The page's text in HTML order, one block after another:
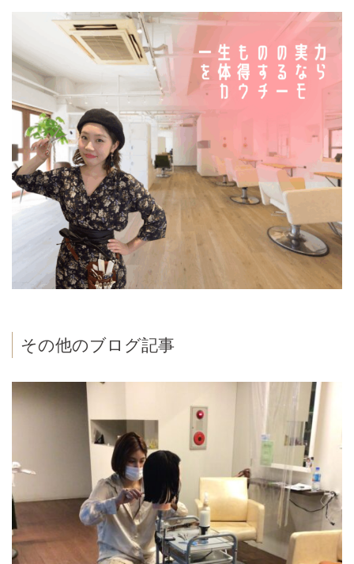
その他のブログ記事